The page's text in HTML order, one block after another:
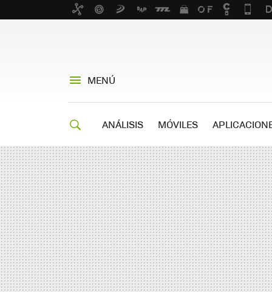
MENÚ
ANÁLISIS MÓVILES